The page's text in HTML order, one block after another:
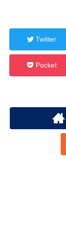
Twitter
Pocket